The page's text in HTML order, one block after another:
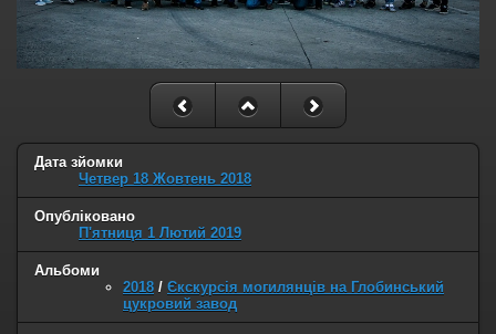
Дата зйомки
Четвер 18 Жовтень 2018
Опубліковано
П'ятниця 1 Лютий 2019
Альбоми
2018 / Єкскурсія могилянців на Глобинський
цукровий завод